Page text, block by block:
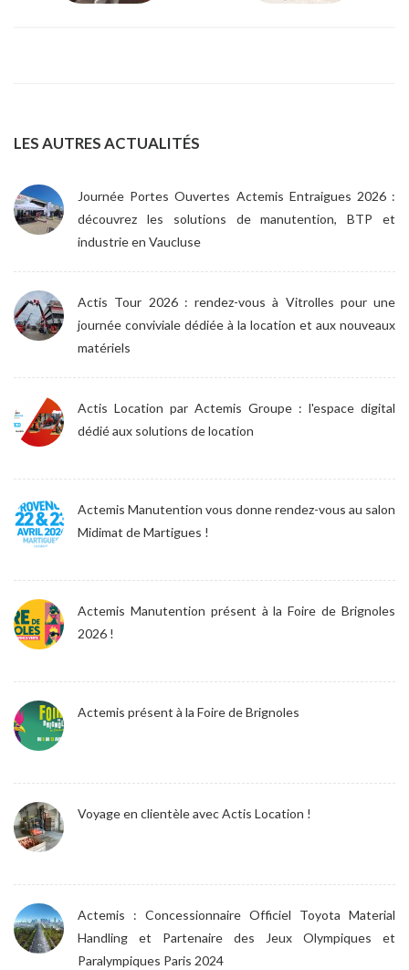
LES AUTRES ACTUALITÉS
Journée Portes Ouvertes Actemis Entraigues 2026 :
découvrez les solutions de manutention, BTP et
industrie en Vaucluse
Actis Tour 2026 : rendez-vous à Vitrolles pour une
journée conviviale dédiée à la location et aux nouveaux
matériels
Actis Location par Actemis Groupe : l'espace digital
dédié aux solutions de location
Actemis Manutention vous donne rendez-vous au salon
Midimat de Martigues !
Actemis Manutention présent à la Foire de Brignoles
2026 !
Actemis présent à la Foire de Brignoles
Voyage en clientèle avec Actis Location !
Actemis : Concessionnaire Officiel Toyota Material
Handling et Partenaire des Jeux Olympiques et
Paralympiques Paris 2024